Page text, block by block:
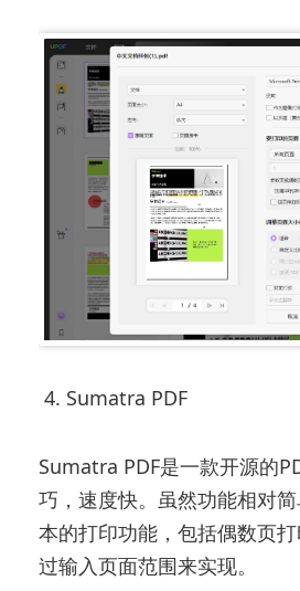
4. Sumatra PDF
Sumatra PDF是一款开源的
巧，速度快。虽然功能相对
本的打印功能，包括偶数页
过输入页面范围来实现。